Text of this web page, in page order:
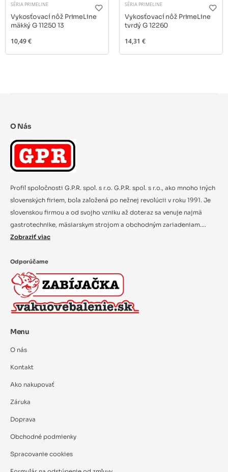
SÉRIA PRIMELINE
Vykosťovací nôž PrimeLine
mäkký G 11250 13
10,49 €
SÉRIA PRIMELINE
Vykosťovací nôž PrimeLine
tvrdý G 12260
14,31 €
O Nás
Profil spoločnosti G.P.R. spol. s r.o. G.P.R. spol. s r.o., ako mnoho iných
slovenských firiem, bola založená po nežnej revolúcii v roku 1991. Je
slovenskou firmou a od svojho vzniku až doteraz sa venuje najmä
gastrotechnike, mäsiarskym strojom a obchodným zariadeniam....
Zobraziť viac
Odporúčame
Menu
O nás
Kontakt
Ako nakupovať
Záruka
Doprava
Obchodné podmienky
Spracovanie cookies